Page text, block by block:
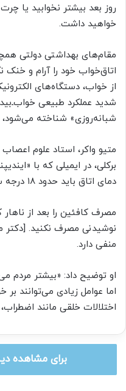
روز بعد بیشتر نخوابید یا
خواهید داشت.
مقام‌های بهداشتی دولتی
از خواب، دستگاه‌های
شدید عملکرد طبیعی
شبانه‌روزی» شناخته
متیو واکر، استاد علوم اعصاب
برکلی، در ایمیلی که با
دمای اتاق باید حدود ۱۸ درجه سانتی‌گراد باشد.
مصرف کافئین را بعد از
نوشیدنی مصرف نکنید. [دکتر
منفی دارد.
او توضیح داد: «بیشتر مردم
اما عوامل زیادی می‌توانند بر
اختلالات خلقی مانند
برای مشاهده